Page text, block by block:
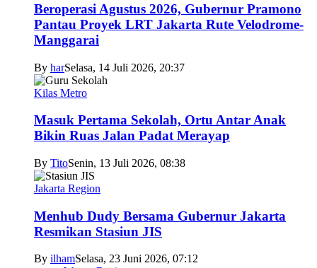
Beroperasi Agustus 2026, Gubernur Pramono
Pantau Proyek LRT Jakarta Rute Velodrome-
Manggarai
By harSelasa, 14 Juli 2026, 20:37
Kilas Metro
Masuk Pertama Sekolah, Ortu Antar Anak
Bikin Ruas Jalan Padat Merayap
By TitoSenin, 13 Juli 2026, 08:38
Jakarta Region
Menhub Dudy Bersama Gubernur Jakarta
Resmikan Stasiun JIS
By ilhamSelasa, 23 Juni 2026, 07:12